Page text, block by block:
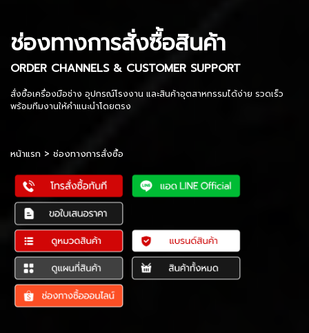
ช่องทางการสั่งซื้อสินค้า
ORDER CHANNELS & CUSTOMER SUPPORT
สั่งซื้อเครื่องมือช่าง อุปกรณ์โรงงาน และสินค้าอุตสาหกรรมได้ง่าย รวดเร็ว
พร้อมทีมงานให้คำแนะนำโดยตรง
หน้าแรก > ช่องทางการสั่งซื้อ